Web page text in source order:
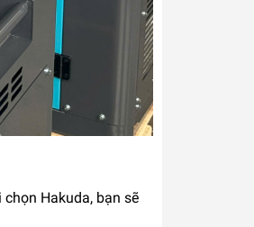
Hakuda, bạn sẽ